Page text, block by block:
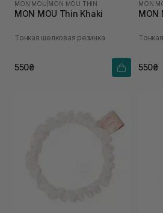
MON MOU MON MOU THIN
MON MOU Thin Khaki
Тонкая шелковая резинка
550₴
MON
MON
550₴